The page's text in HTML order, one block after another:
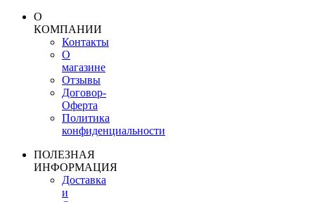
О
КОМПАНИИ
Контакты
О
магазине
Отзывы
Договор-
Оферта
Политика
конфиденциальности
ПОЛЕЗНАЯ
ИНФОРМАЦИЯ
Доставка
и